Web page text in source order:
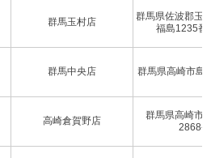
群馬玉村店
群馬県佐波郡玉
福島1235番
群馬中央店 群馬県高崎市島
高崎倉賀野店
群馬県高崎市
2868-1